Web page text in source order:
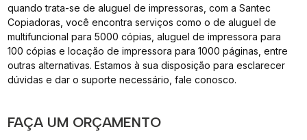
quando trata-se de aluguel de impressoras, com a Santec
Copiadoras, você encontra serviços como o de aluguel de
multifuncional para 5000 cópias, aluguel de impressora para
100 cópias e locação de impressora para 1000 páginas, entre
outras alternativas. Estamos à sua disposição para esclarecer
dúvidas e dar o suporte necessário, fale conosco.
FAÇA UM ORÇAMENTO